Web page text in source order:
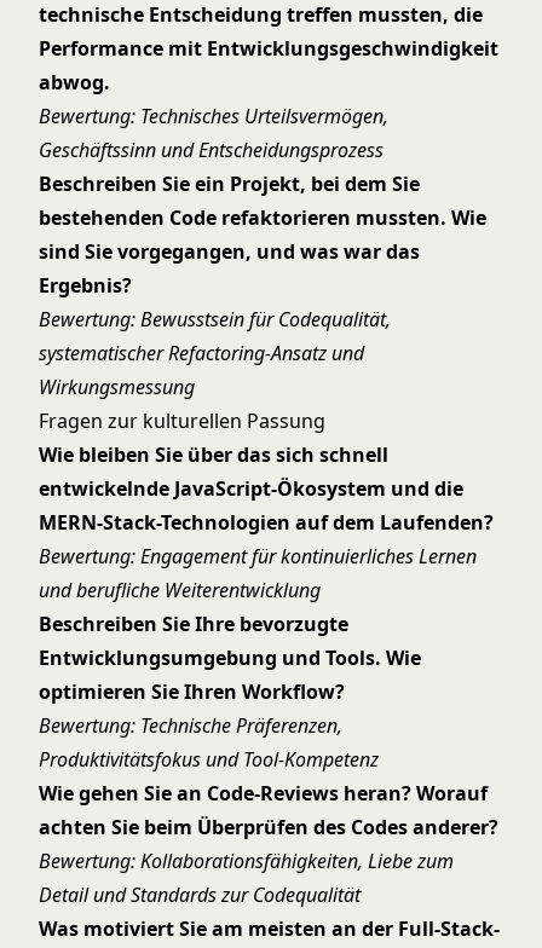
technische Entscheidung treffen mussten, die
Performance mit Entwicklungsgeschwindigkeit
abwog.
Bewertung: Technisches Urteilsvermögen,
Geschäftssinn und Entscheidungsprozess
Beschreiben Sie ein Projekt, bei dem Sie
bestehenden Code refaktorieren mussten. Wie
sind Sie vorgegangen, und was war das
Ergebnis?
Bewertung: Bewusstsein für Codequalität,
systematischer Refactoring-Ansatz und
Wirkungsmessung
Fragen zur kulturellen Passung
Wie bleiben Sie über das sich schnell
entwickelnde JavaScript-Ökosystem und die
MERN-Stack-Technologien auf dem Laufenden?
Bewertung: Engagement für kontinuierliches Lernen
und berufliche Weiterentwicklung
Beschreiben Sie Ihre bevorzugte
Entwicklungsumgebung und Tools. Wie
optimieren Sie Ihren Workflow?
Bewertung: Technische Präferenzen,
Produktivitätsfokus und Tool-Kompetenz
Wie gehen Sie an Code-Reviews heran? Worauf
achten Sie beim Überprüfen des Codes anderer?
Bewertung: Kollaborationsfähigkeiten, Liebe zum
Detail und Standards zur Codequalität
Was motiviert Sie am meisten an der Full-Stack-